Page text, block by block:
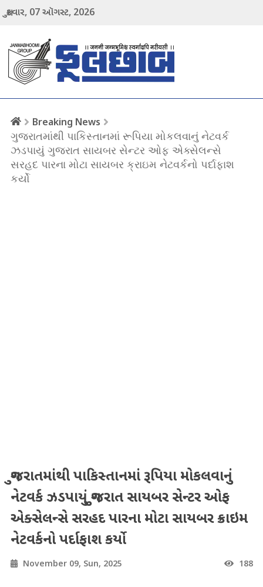
શુક્રવાર, 07ઑગસ્ટ, 2026
Breaking News
ગુજરાતમાંથી પાકિસ્તાનમાં રૂપિયા મોકલવાનું નેટવર્ક
ઝડપાયું ગુજરાત સાયબર સેન્ટર ઓફ એક્સેલન્સે
સરહદ પારના મોટા સાયબર ક્રાઇમ નેટવર્કનો પર્દાફાશ
કર્યો
ગુજરાતમાંથી પાકિસ્તાનમાં રૂપિયા મોકલવાનું
નેટવર્ક ઝડપાયું ગુજરાત સાયબર સેન્ટર ઓફ
એક્સેલન્સે સરહદ પારના મોટા સાયબર ક્રાઇમ
નેટવર્કનો પર્દાફાશ કર્યો
November 09, Sun, 2025 188